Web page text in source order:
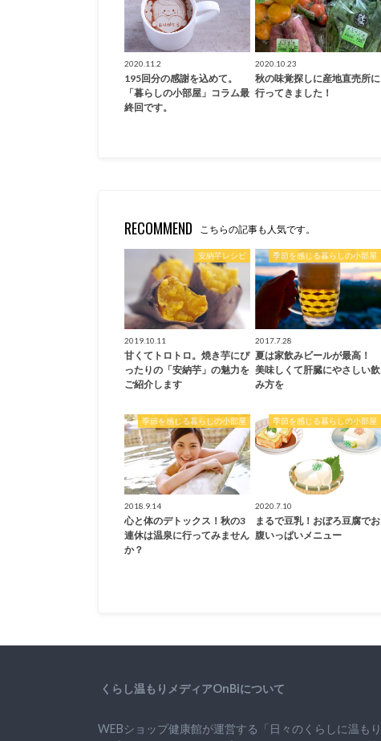
2020.11.2
195回分の感謝を込めて。
「暮らしの小部屋」コラム最
終回です。
2020.10.23
秋の味覚探しに産地直売所に
行ってきました！
RECOMMEND こちらの記事も人気です。
安納芋レシピ
2019.10.11
甘くてトロトロ。焼き芋にぴ
ったりの「安納芋」の魅力を
ご紹介します
季節を感じる暮らしの小部屋
2017.7.28
夏は家飲みビールが最高！
美味しくて肝臓にやさしい飲
み方を
季節を感じる暮らしの小部屋
2018.9.14
心と体のデトックス！秋の3
連休は温泉に行ってみません
か？
季節を感じる暮らしの小部屋
2020.7.10
まるで豆乳！おぼろ豆腐でお
腹いっぱいメニュー
くらし温もりメディアOnBiについて
WEBショップ健康館が運営する「日々のくらしに温もり